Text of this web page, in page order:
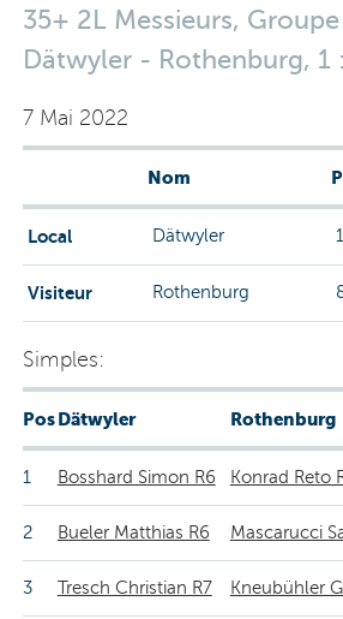
35+ 2L Messieurs,
Dätwyler - Rothenburg, 1
7 Mai 2022
Nom
Local Dätwyler 1
Visiteur Rothenburg
Simples:
PosDätwyler Rothenburg
1 Bosshard Simon R6 Konrad Reto
2 Bueler Matthias R6 Mascarucci
3 Tresch Christian R7 Kneubühler